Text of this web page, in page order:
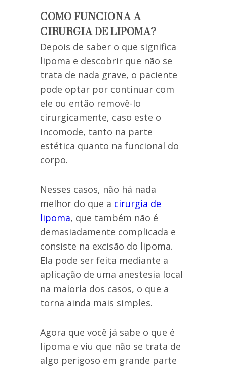
COMO FUNCIONA A
CIRURGIA DE LIPOMA?
Depois de saber o que significa
lipoma e descobrir que não se
trata de nada grave, o paciente
pode optar por continuar com
ele ou então removê-lo
cirurgicamente, caso este o
incomode, tanto na parte
estética quanto na funcional do
corpo.
Nesses casos, não há nada
melhor do que a cirurgia de
lipoma, que também não é
demasiadamente complicada e
consiste na excisão do lipoma.
Ela pode ser feita mediante a
aplicação de uma anestesia local
na maioria dos casos, o que a
torna ainda mais simples.
Agora que você já sabe o que é
lipoma e viu que não se trata de
algo perigoso em grande parte